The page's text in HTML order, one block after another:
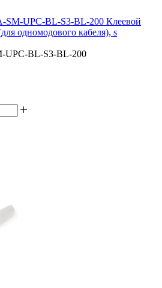
SM-UPC-BL-S3-BL-200 Клеевой
одномодового кабеля), s
UPC-BL-S3-BL-200